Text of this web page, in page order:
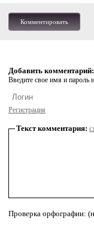
Комментировать
Добавить комментарий:
Введите свое имя и пароль
Регистрация
Текст комментария:
Проверка орфографии: